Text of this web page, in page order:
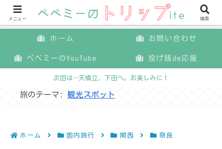
ホーム お問い合わせ
ペペミーのYouTube 投げ銭de応援
次回は…天橋立、下田へ。お楽しみに！
旅のテーマ: 観光スポット
ホーム 国内旅行 関西 奈良
メニュー 検索